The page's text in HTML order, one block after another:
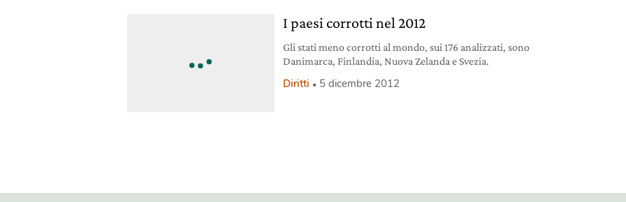
I paesi corrotti nel 2012
Gli stati meno corrotti al mondo, sui 176 analizzati, sono
Danimarca, Finlandia, Nuova Zelanda e Svezia.
Diritti 5 dicembre 2012